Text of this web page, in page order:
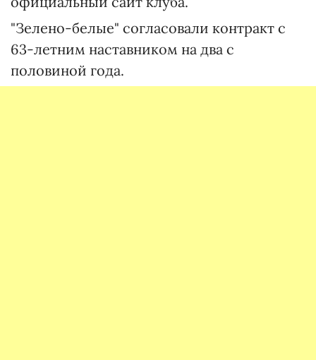
"Зелено-белые" согласовали контракт с
63-летним наставником на два с
половиной года.